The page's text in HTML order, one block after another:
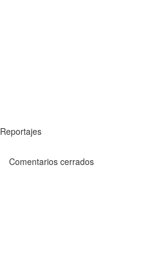
Reportajes
Comentarios cerrados